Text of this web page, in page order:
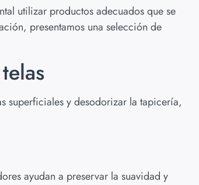
utilizar productos adecuados que se
presentamos una selección de
superficiales y desodorizar la tapicería,
ayudan a preservar la suavidad y